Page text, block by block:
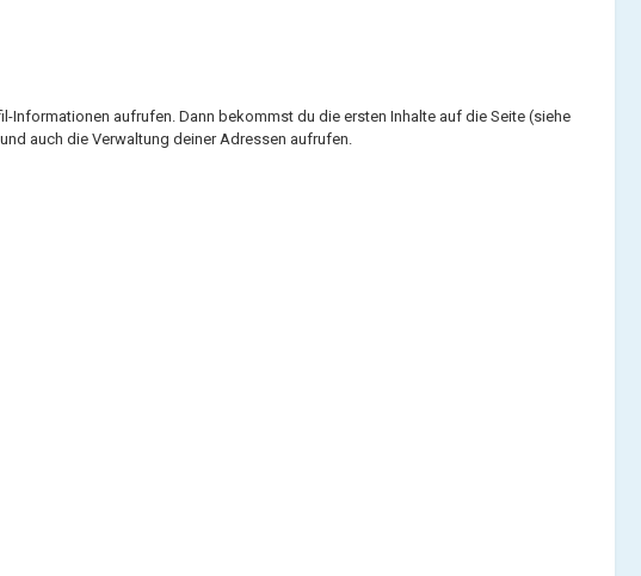
Informationen aufrufen. Dann bekommst du die ersten Inhalte auf die Seite (siehe
auch die Verwaltung deiner Adressen aufrufen.